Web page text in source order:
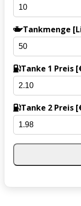
Tankmenge
Tanke 1 Preis
Tanke 2 Preis